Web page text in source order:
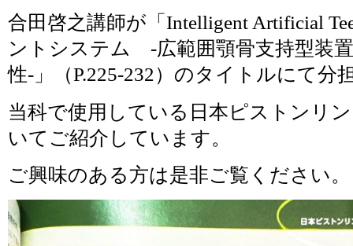
合田啓之講師が「Intelligent Artificial
ントシステム -広範囲顎骨支持型装
性-」（P.225-232）のタイトルにて分
当科で使用している日本ピストンリン
いてご紹介しています。
ご興味のある方は是非ご覧ください。